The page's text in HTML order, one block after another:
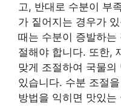
고, 반대로 수분이 부
가 짙어지는 경우가
때는 수분이 증발하는
절해야 합니다. 또한,
맞게 조절하여 국물
있습니다. 수분 조절
방법을 익히면 맛있